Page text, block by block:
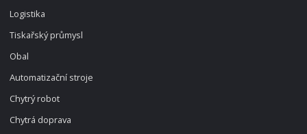
Logistika
Tiskařský průmysl
Obal
Automatizační stroje
Chytrý robot
Chytrá doprava